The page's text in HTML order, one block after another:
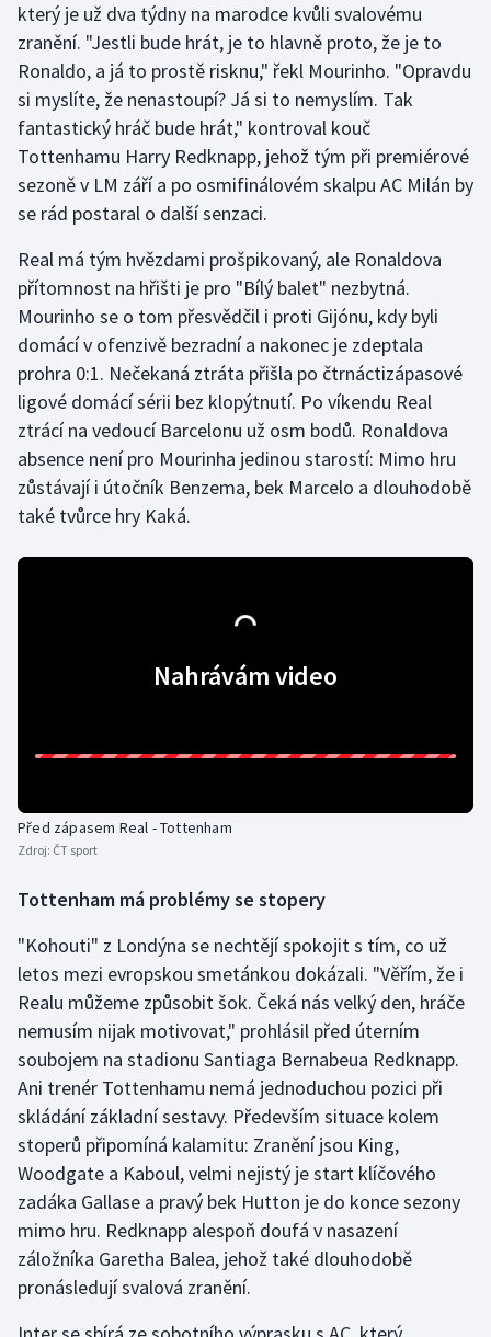
Jezdectví
Judo
Krasobruslení
Lezení
Lyže a snowboard
Moderní pětiboj
Motorsport
Olympijské hry
Parasport
Plavání
Short track
Sportovní střelba
Stolní tenis
Veslování
Vodní slalom
Volejbal
Ostatní
který je už dva týdny na marodce kvůli svalovému
zranění. "Jestli bude hrát, je to hlavně proto, že je to
Ronaldo, a já to prostě risknu," řekl Mourinho. "Opravdu
si myslíte, že nenastoupí? Já si to nemyslím. Tak
fantastický hráč bude hrát," kontroval kouč
Tottenhamu Harry Redknapp, jehož tým při premiérové
sezoně v LM září a po osmifinálovém skalpu AC Milán by
se rád postaral o další senzaci.
Real má tým hvězdami prošpikovaný, ale Ronaldova
přítomnost na hřišti je pro "Bílý balet" nezbytná.
Mourinho se o tom přesvědčil i proti Gijónu, kdy byli
domácí v ofenzivě bezradní a nakonec je zdeptala
prohra 0:1. Nečekaná ztráta přišla po čtrnáctizápasové
ligové domácí sérii bez klopýtnutí. Po víkendu Real
ztrácí na vedoucí Barcelonu už osm bodů. Ronaldova
absence není pro Mourinha jedinou starostí: Mimo hru
zůstávají i útočník Benzema, bek Marcelo a dlouhodobě
také tvůrce hry Kaká.
Nahrávám video
Před zápasem Real - Tottenham
Zdroj: ČT sport
Tottenham má problémy se stopery
"Kohouti" z Londýna se nechtějí spokojit s tím, co už
letos mezi evropskou smetánkou dokázali. "Věřím, že i
Realu můžeme způsobit šok. Čeká nás velký den, hráče
nemusím nijak motivovat," prohlásil před úterním
soubojem na stadionu Santiaga Bernabeua Redknapp.
Ani trenér Tottenhamu nemá jednoduchou pozici při
skládání základní sestavy. Především situace kolem
stoperů připomíná kalamitu: Zranění jsou King,
Woodgate a Kaboul, velmi nejistý je start klíčového
zadáka Gallase a pravý bek Hutton je do konce sezony
mimo hru. Redknapp alespoň doufá v nasazení
záložníka Garetha Balea, jehož také dlouhodobě
pronásledují svalová zranění.